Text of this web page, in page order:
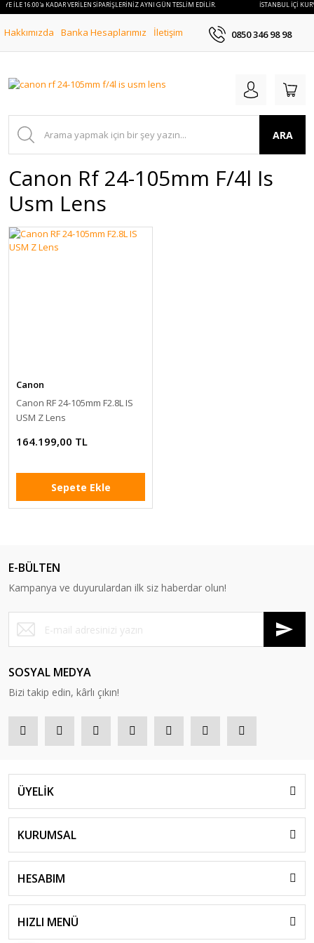
İLE 16:00'a KADAR VERİLEN SİPARİŞLERİNİZ AYNI GÜN TESLİM EDİLİR. İSTANBUL İÇİ
Hakkımızda Banka Hesaplarımız İletişim 0850 346 98 98
ARA
Canon Rf 24-105mm F/4l Is
Usm Lens
Canon
Canon RF 24-105mm F2.8L IS
USM Z Lens
164.199,00 TL
Sepete Ekle
E-BÜLTEN
Kampanya ve duyurulardan ilk siz haberdar olun!
SOSYAL MEDYA
Bizi takip edin, kârlı çıkın!
ÜYELİK
KURUMSAL
HESABIM
HIZLI MENÜ